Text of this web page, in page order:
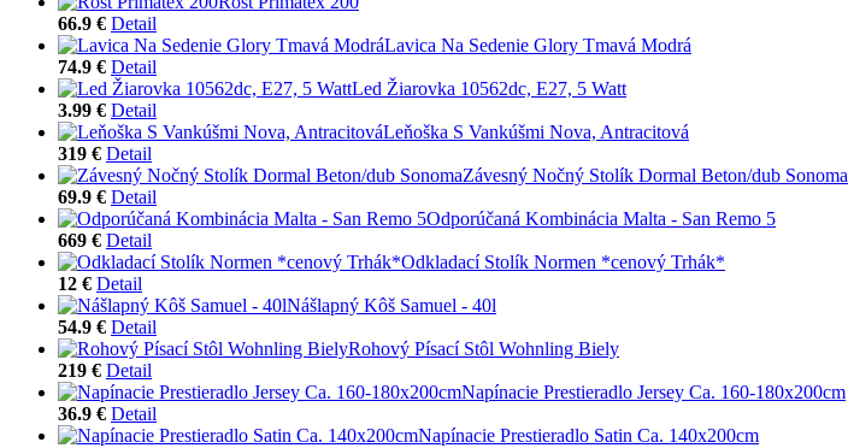
66.9 € Detail
Lavica Na Sedenie Glory Tmavá Modrá
74.9 € Detail
Led Žiarovka 10562dc, E27, 5 Watt
3.99 € Detail
Leňoška S Vankúšmi Nova, Antracitová
319 € Detail
Závesný Nočný Stolík Dormal Beton/dub Sonoma
69.9 € Detail
Odporúčaná Kombinácia Malta - San Remo 5
669 € Detail
Odkladací Stolík Normen *cenový Trhák*
12 € Detail
Nášlapný Kôš Samuel - 40l
54.9 € Detail
Rohový Písací Stôl Wohnling Biely
219 € Detail
Napínacie Prestieradlo Jersey Ca. 160-180x200cm
36.9 € Detail
Napínacie Prestieradlo Satin Ca. 140x200cm